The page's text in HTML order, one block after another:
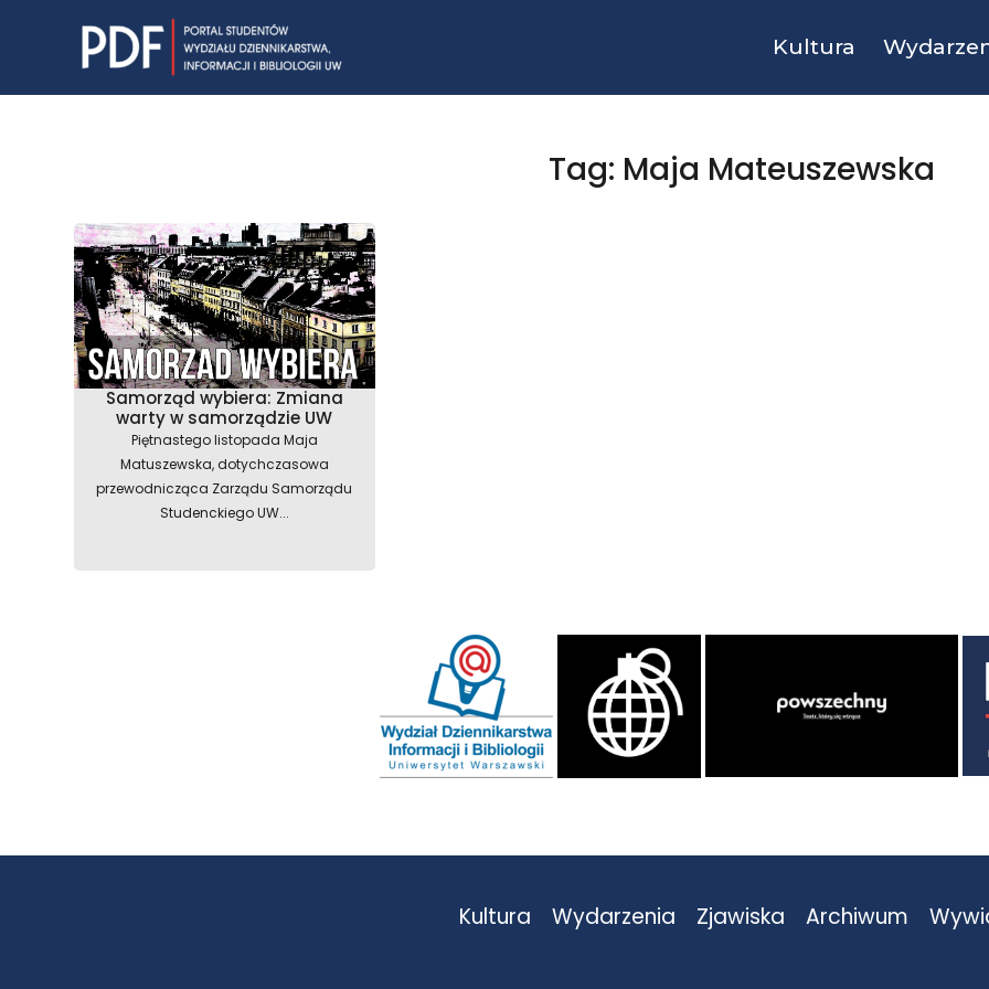
Kultura
Tag: Maja Mateuszewska
Samorząd wybiera: Zmiana
warty w samorządzie UW
Piętnastego listopada Maja
Matuszewska, dotychczasowa
przewodnicząca Zarządu Samorządu
Studenckiego UW...
Kultura Wydarzenia Zjawiska Archiwum